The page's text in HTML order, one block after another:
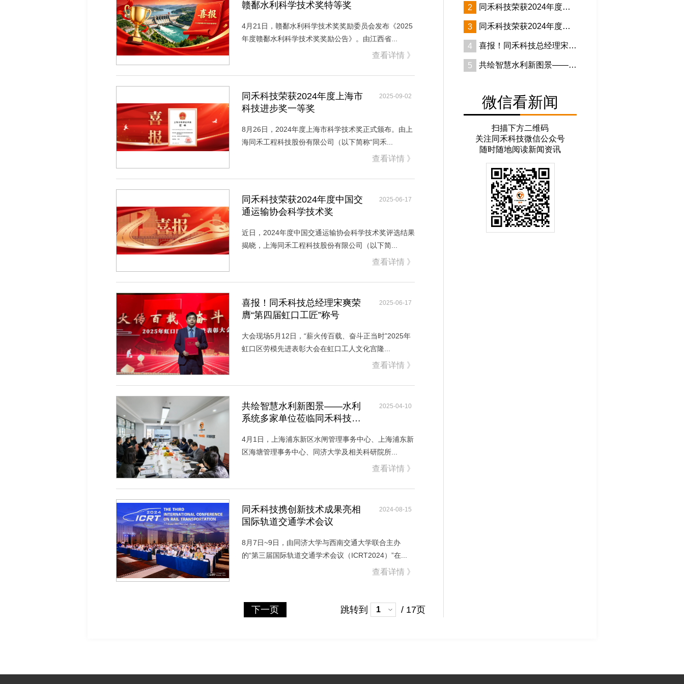
赣鄱水利科学技术奖特等奖
4月21日，赣鄱水利科学技术奖奖励委员会发布《2025
年度赣鄱水利科学技术奖奖励公告》。由江西省...
查看详情 》
同禾科技荣获2024年度上海市
科技进步奖一等奖
2025-09-02
8月26日，2024年度上海市科学技术奖正式颁布。由上
海同禾工程科技股份有限公司（以下简称“同禾...
查看详情 》
同禾科技荣获2024年度中国交
通运输协会科学技术奖
2025-06-17
近日，2024年度中国交通运输协会科学技术奖评选结果
揭晓，上海同禾工程科技股份有限公司（以下简...
查看详情 》
喜报！同禾科技总经理宋爽荣
膺“第四届虹口工匠”称号
2025-06-17
大会现场5月12日，“薪火传百载、奋斗正当时”2025年
虹口区劳模先进表彰大会在虹口工人文化宫隆...
查看详情 》
共绘智慧水利新图景——水利
系统多家单位莅临同禾科技调
2025-04-10
4月1日，上海浦东新区水闸管理事务中心、上海浦东新
区海塘管理事务中心、同济大学及相关科研院所...
查看详情 》
同禾科技携创新技术成果亮相
国际轨道交通学术会议
2024-08-15
8月7日~9日，由同济大学与西南交通大学联合主办
的“第三届国际轨道交通学术会议（ICRT2024）”在...
查看详情 》
下一页 跳转到 / 17页
等奖
2
同禾科技荣获2024年度上
3
同禾科技荣获2024年度中
4
喜报！同禾科技总经理宋爽
5
共绘智慧水利新图景——水
微信看新闻
扫描下方二维码
关注同禾科技微信公众号
随时随地阅读新闻资讯